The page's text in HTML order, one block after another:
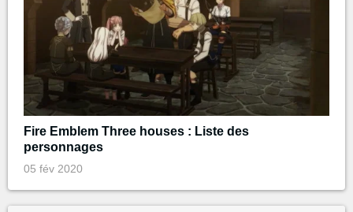
Fire Emblem Three houses : Liste des
personnages
05 fév 2020